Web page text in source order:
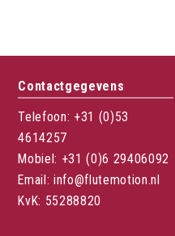
Contactgegevens
Telefoon: +31 (0)53
4614257
Mobiel: +31 (0)6 29406092
Email: info@flutemotion.nl
KvK: 55288820